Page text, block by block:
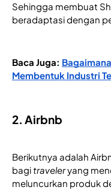
Sehingga membuat
beradaptasi dengan
Baca Juga:
Membentuk Industri
2. Airbnb
Berikutnya adalah
bagi traveler yang
meluncurkan produk